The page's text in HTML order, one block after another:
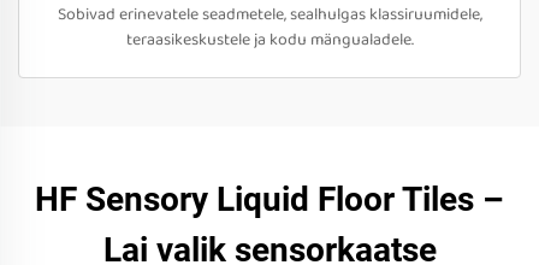
Sobivad erinevatele seadmetele, sealhulgas klassiruumidele,
teraasikeskustele ja kodu mängualadele.
HF Sensory Liquid Floor Tiles –
Lai valik sensorkaatse